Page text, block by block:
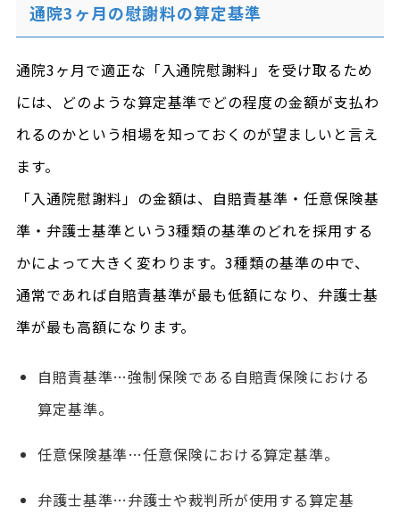
通院3ヶ月の慰謝料の算定基準
通院3ヶ月で適正な「入通院慰謝料」を受け取るため
には、どのような算定基準でどの程度の金額が支払わ
れるのかという相場を知っておくのが望ましいと言え
ます。
「入通院慰謝料」の金額は、自賠責基準・任意保険基
準・弁護士基準という3種類の基準のどれを採用する
かによって大きく変わります。3種類の基準の中で、
通常であれば自賠責基準が最も低額になり、弁護士基
準が最も高額になります。
自賠責基準…強制保険である自賠責保険における
算定基準。
任意保険基準…任意保険における算定基準。
弁護士基準…弁護士や裁判所が使用する算定基